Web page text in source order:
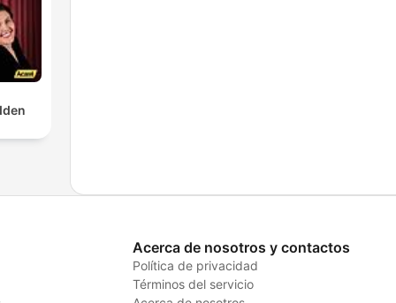
Acerca de nosotros y contactos
Política de privacidad
Términos del servicio